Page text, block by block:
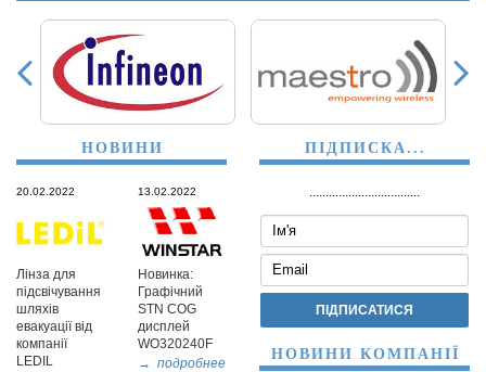
ПІДПИСКА...
..................................
НОВИНИ КОМПАНІЇ
НОВИНИ
20.02.2022
Лінза для
підсвічування
шляхів
евакуації від
компанії
LEDIL
13.02.2022
Новинка:
Графічний
STN COG
дисплей
WO320240F
→ подробнее